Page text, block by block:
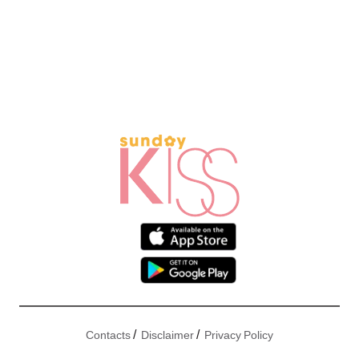
Contacts/ Disclaimer/ Privacy Policy